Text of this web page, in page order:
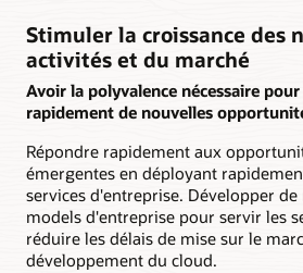
Stimuler la croissance des
activités et du marché
Avoir la polyvalence nécessaire
rapidement de nouvelles
Répondre rapidement aux
émergentes en déployant
services d'entreprise. Développer
models d'entreprise pour servir les
réduire les délais de mise sur le
développement du cloud.